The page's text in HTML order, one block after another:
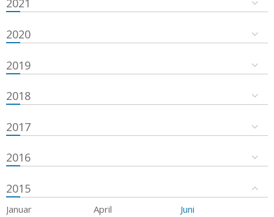
2021
2020
2019
2018
2017
2016
2015
Januar April
Juni